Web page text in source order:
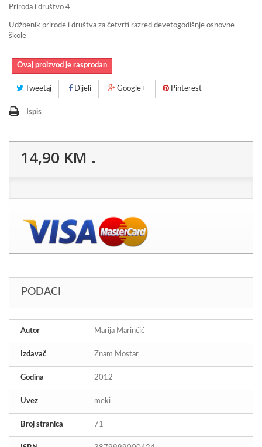
Priroda i društvo 4
Udžbenik prirode i društva za četvrti razred devetogodišnje osnovne
škole
Ovaj proizvod je rasprodan
Tweetaj Dijeli Google+ Pinterest
Ispis
14,90 KM .
PODACI
Autor Marija Marinčić
Izdavač Znam Mostar
Godina 2012
Uvez meki
Broj stranica 71